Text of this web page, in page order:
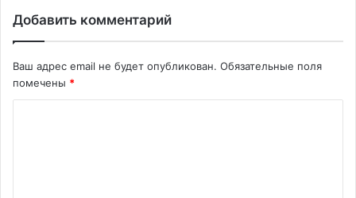
Добавить комментарий
Ваш адрес email не будет опубликован. Обязательные поля
помечены *